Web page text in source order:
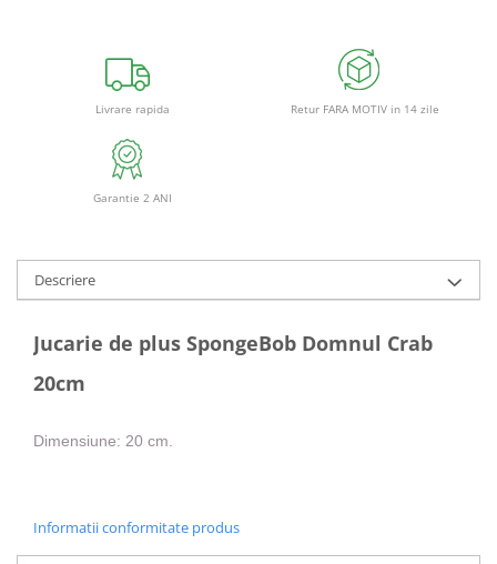
Livrare rapida Retur FARA MOTIV in 14 zile
Garantie 2 ANI
Descriere
Jucarie de plus SpongeBob Domnul Crab
20cm
Dimensiune: 20 cm.
Informatii conformitate produs